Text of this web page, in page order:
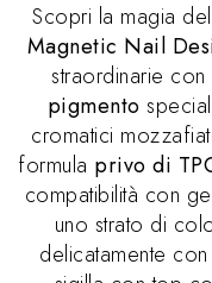
Scopri la magia del
Magnetic Nail
straordinarie
pigmento
cromatici
formula privo di
compatibilità con
uno strato di
delicatamente